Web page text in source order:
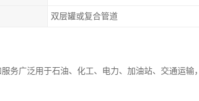
双层罐或复合管道
务广泛用于石油、化工、电力、加油站、交通运输，